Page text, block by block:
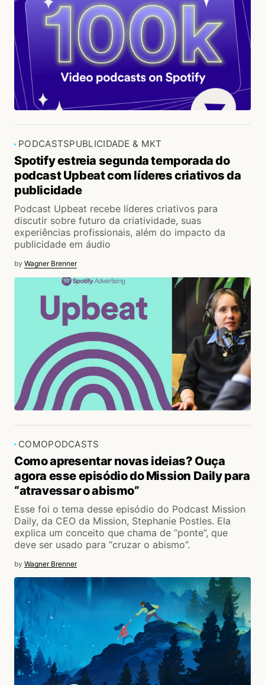
PODCASTSPUBLICIDADE & MKT
Spotify estreia segunda temporada do
podcast Upbeat com líderes criativos da
publicidade
Podcast Upbeat recebe líderes criativos para
discutir sobre futuro da criatividade, suas
experiências profissionais, além do impacto da
publicidade em áudio
by Wagner Brenner
COMOPODCASTS
Como apresentar novas ideias? Ouça
agora esse episódio do Mission Daily para
“atravessar o abismo”
Esse foi o tema desse episódio do Podcast Mission
Daily, da CEO da Mission, Stephanie Postles. Ela
explica um conceito que chama de “ponte”, que
deve ser usado para “cruzar o abismo”.
by Wagner Brenner